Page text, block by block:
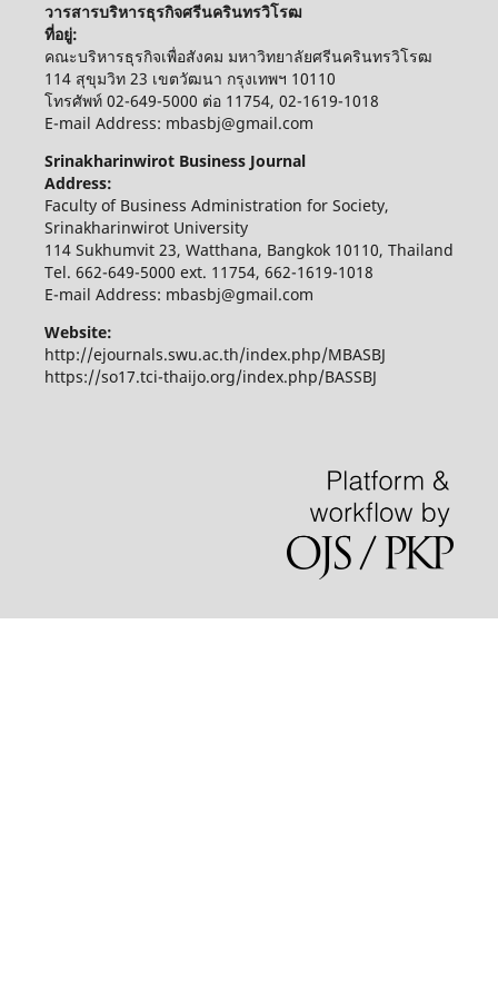
วารสารบริหารธุรกิจศรีนครินทรวิโรฒ
ที่อยู่:
คณะบริหารธุรกิจเพื่อสังคม มหาวิทยาลัยศรีนครินทรวิโรฒ
114 สุขุมวิท 23 เขตวัฒนา กรุงเทพฯ 10110
โทรศัพท์ 02-649-5000 ต่อ 11754, 02-1619-1018
E-mail Address: mbasbj@gmail.com
Srinakharinwirot Business Journal
Address:
Faculty of Business Administration for Society,
Srinakharinwirot University
114 Sukhumvit 23, Watthana, Bangkok 10110, Thailand
Tel. 662-649-5000 ext. 11754, 662-1619-1018
E-mail Address: mbasbj@gmail.com
Website:
http://ejournals.swu.ac.th/index.php/MBASBJ
https://so17.tci-thaijo.org/index.php/BASSBJ